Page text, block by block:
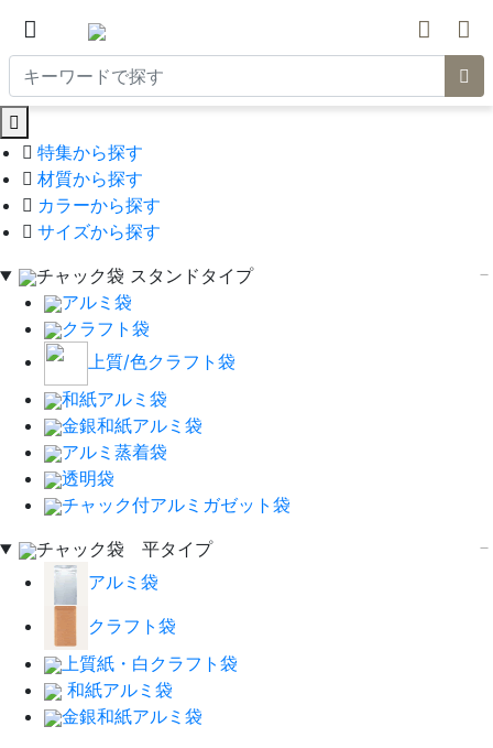
特集から探す
材質から探す
カラーから探す
サイズから探す
チャック袋 スタンドタイプ
アルミ袋
クラフト袋
上質/色クラフト袋
和紙アルミ袋
金銀和紙アルミ袋
アルミ蒸着袋
透明袋
チャック付アルミガゼット袋
チャック袋 平タイプ
アルミ袋
クラフト袋
上質紙・白クラフト袋
和紙アルミ袋
金銀和紙アルミ袋